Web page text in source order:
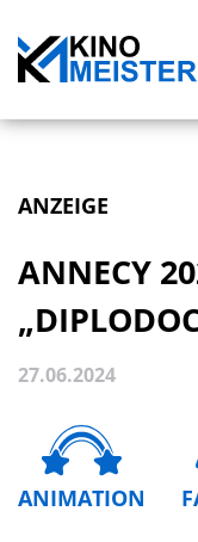
ANZEIGE
ANNECY
27.06.2024
ANIMATION